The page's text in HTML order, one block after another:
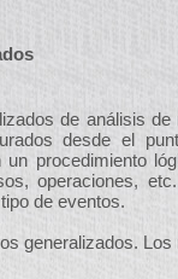
de análisis
desde el
un procedimiento
operaciones,
de eventos.
generalizados.